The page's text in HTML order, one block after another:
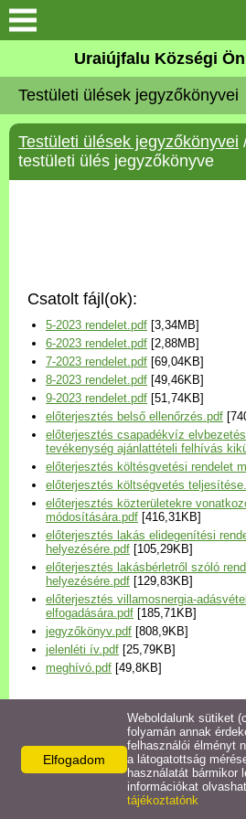
Köszöntő
Elérhetőségek
Uraiújfalu
Választási információk
Versenyképes Járások
Program
Települési Arculati
Kézikönyv
Hírek
Bezerédj Amália Óvoda
Önkormányzati konyha
Egyéb intézmények
Egészségügyi ellátás
Uraiújfalu Sportegyesület
Uraiújfalu Községi
Testületi ülések jegyzőkönyvei
Testületi ülések jegyzőkönyvei
testületi ülés jegyzőkönyve
Csatolt fájl(ok):
5-2023 rendelet.pdf [3,34MB]
6-2023 rendelet.pdf [2,88MB]
7-2023 rendelet.pdf [69,04KB]
8-2023 rendelet.pdf [49,46KB]
9-2023 rendelet.pdf [51,74KB]
előterjesztés belső ellenőrzés.pdf
előterjesztés csapadékvíz
tevékenység ajánlattételi felhívás
előterjesztés költésgvetési rendelet
előterjesztés költségvetés
előterjesztés közterületekre
módosítására.pdf [416,31KB]
előterjesztés lakás elidegenítési
helyezésére.pdf [105,29KB]
előterjesztés lakásbérletről szóló
helyezésére.pdf [129,83KB]
előterjesztés villamosnergia-
elfogadására.pdf [185,71KB]
jegyzőkönyv.pdf [808,9KB]
jelenléti ív.pdf [25,79KB]
meghívó.pdf [49,8KB]
Kapcsolódó termékek
Elfogadom
Weboldalunk sütiket
folyamán annak
felhasználói élményt
a látogatottság
használatát bármikor
információkat
tájékoztatónk